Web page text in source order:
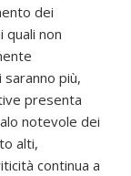
dei
quali non
più,
presenta
notevole dei
alti,
continua a